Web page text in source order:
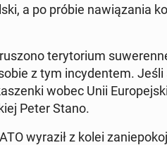
a po próbie na­wią­za­nia
te­ry­to­rium
z tym in­cy­den­tem.
wobec Unii
Peter Stano.
wyraził z kolei